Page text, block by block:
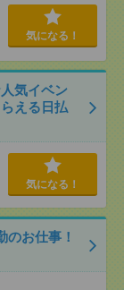
気になる！
気イベン
える日払
気になる！
お仕事！